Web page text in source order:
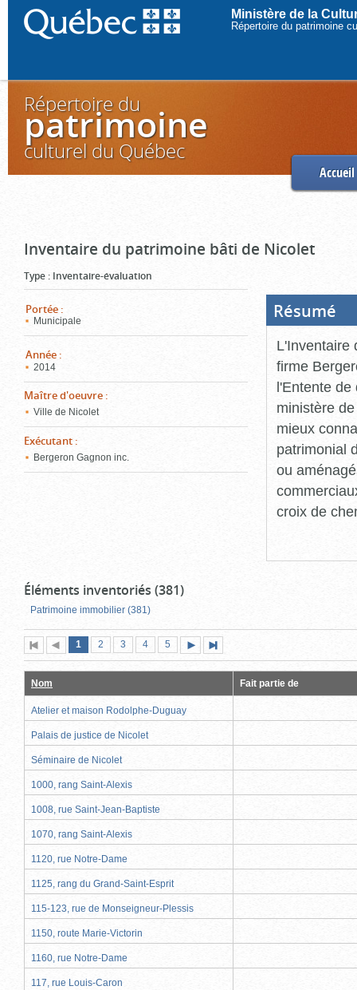
Ministère de la
Répertoire du patrimoine
Répertoire du
patrimoine
culturel du Québec
Accueil
Inventaire du patrimoine bâti de Nicolet
Type : Inventaire-évaluation
Portée :
Municipale
Année :
2014
Maître d'oeuvre :
Ville de Nicolet
Exécutant :
Bergeron Gagnon inc.
Résumé
L'Inventaire
firme
l'Entente de
ministère
mieux
patrimonial
ou
croix de
Éléments inventoriés (381)
Patrimoine immobilier (381)
Première
page
Page
précédente
Page
1 (page
actuelle)
Page
2 Page
3 Page
4 Page
5
suivante
page
Nom Fait partie de
Atelier et maison Rodolphe-Duguay
Palais de justice de Nicolet
Séminaire de Nicolet
1000, rang Saint-Alexis
1008, rue Saint-Jean-Baptiste
1070, rang Saint-Alexis
1120, rue Notre-Dame
1125, rang du Grand-Saint-Esprit
115-123, rue de Monseigneur-Plessis
1150, route Marie-Victorin
1160, rue Notre-Dame
117, rue Louis-Caron